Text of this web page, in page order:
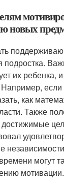
новых
их ребенка,
если
как
Также
достижимые
могут
мотивации.